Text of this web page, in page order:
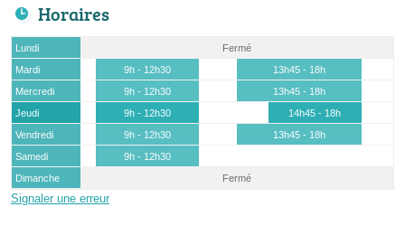
Horaires
Lundi
Fermé
Mardi
9h - 12h30
13h45 - 18h
Mercredi
9h - 12h30
13h45 - 18h
Jeudi
9h - 12h30
14h45 - 18h
Vendredi
9h - 12h30
13h45 - 18h
Samedi
9h - 12h30
Dimanche
Fermé
Signaler une erreur